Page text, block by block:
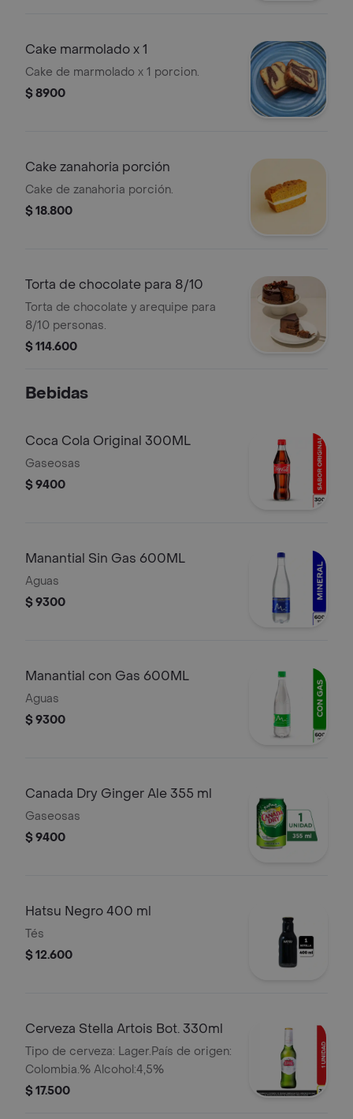
Cake marmolado x 1
Cake de marmolado x 1 porcion.
$ 8900
Cake zanahoria porción
Cake de zanahoria porción.
$ 18.800
Torta de chocolate para 8/10
Torta de chocolate y arequipe para
8/10 personas.
$ 114.600
Bebidas
Coca Cola Original 300ML
Gaseosas
$ 9400
Manantial Sin Gas 600ML
Aguas
$ 9300
Manantial con Gas 600ML
Aguas
$ 9300
Canada Dry Ginger Ale 355 ml
Gaseosas
$ 9400
Hatsu Negro 400 ml
Tés
$ 12.600
Cerveza Stella Artois Bot. 330ml
Tipo de cerveza: Lager.País de origen:
Colombia.% Alcohol:4,5%
$ 17.500